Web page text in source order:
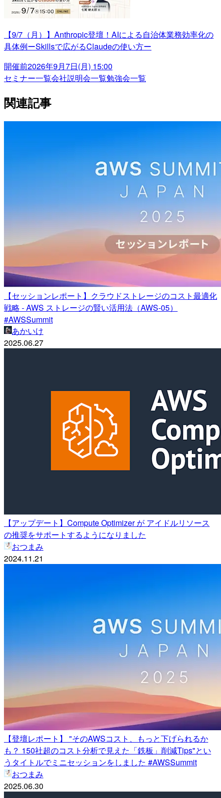
【9/7（月）】Anthropic登壇！AIによる自治体業務効率化の
具体例ーSkillsで広がるClaudeの使い方ー
開催前2026年9月7日(月) 15:00
セミナー一覧会社説明会一覧勉強会一覧
関連記事
【セッションレポート】クラウドストレージのコスト最適化
戦略 - AWS ストレージの賢い活用法（AWS-05）
#AWSSummit
あかいけ
2025.06.27
【アップデート】Compute Optimizer が アイドルリソース
の推奨をサポートするようになりました
おつまみ
2024.11.21
【登壇レポート】 "そのAWSコスト、もっと下げられるか
も？ 150社超のコスト分析で見えた「鉄板」削減Tips"とい
うタイトルでミニセッションをしました #AWSSummit
おつまみ
2025.06.30